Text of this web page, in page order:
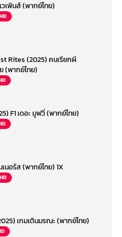
เพินส์ (พากย์ไทย)
HD
Rites (2025) คนเรียกผี
(พากย์ไทย)
F1 เดอะ มูฟวี่ (พากย์ไทย)
นอร์ส (พากย์ไทย) 1X
HD
เกมเดินมรณะ (พากย์ไทย)